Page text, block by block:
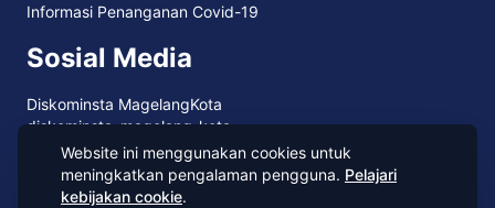
Informasi Penanganan Covid-19
Sosial Media
Diskominsta MagelangKota
diskominsta_magelang_kota
DiskominstaMgl
PEMERINTAH KOTA MAGELANG
Website ini menggunakan cookies untuk
meningkatkan pengalaman pengguna. Pelajari
kebijakan cookie.